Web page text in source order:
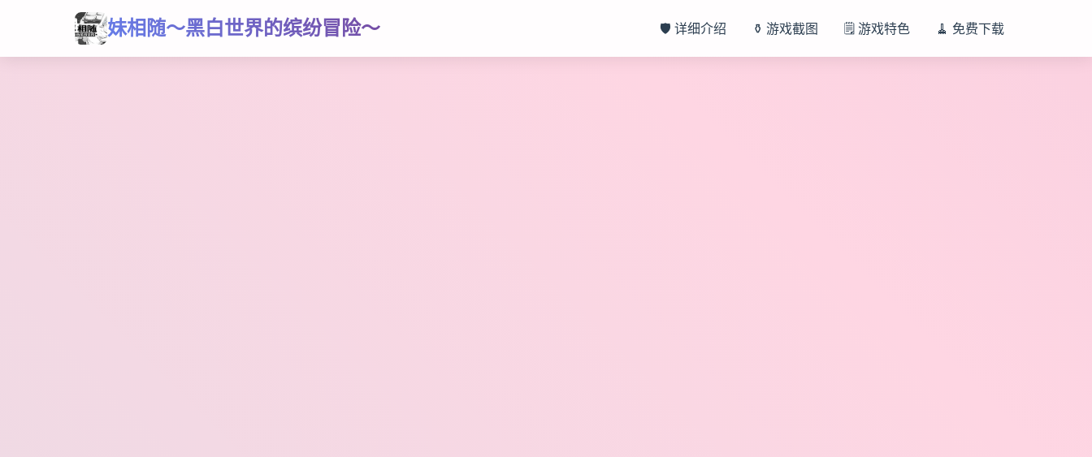
妹相随～黑白世界的缤纷冒险～ 🛡️ 详细介绍 ⚱️ 游戏截图 🗒️ 游戏特色 🧹 免费下载